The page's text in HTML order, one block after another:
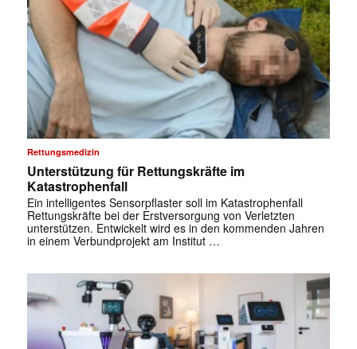
Rettungsmedizin
Unterstützung für Rettungskräfte im
Katastrophenfall
Ein intelligentes Sensorpflaster soll im Katastrophenfall
Rettungskräfte bei der Erstversorgung von Verletzten
unterstützen. Entwickelt wird es in den kommenden Jahren
in einem Verbundprojekt am Institut …